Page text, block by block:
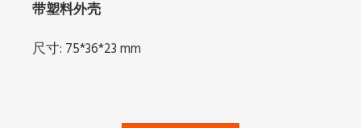
带塑料外壳
尺寸: 75*36*23 mm